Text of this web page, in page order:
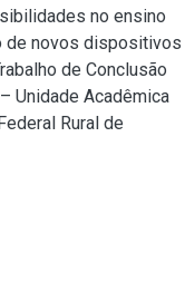
no ensino
de novos dispositivos
de Conclusão
Unidade Acadêmica
Rural de